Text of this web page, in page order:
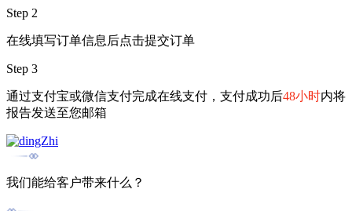
Step 2
在线填写订单信息后点击提交订单
Step 3
通过支付宝或微信支付完成在线支付，支付成功后48小时内将
报告发送至您邮箱
我们能给客户带来什么？